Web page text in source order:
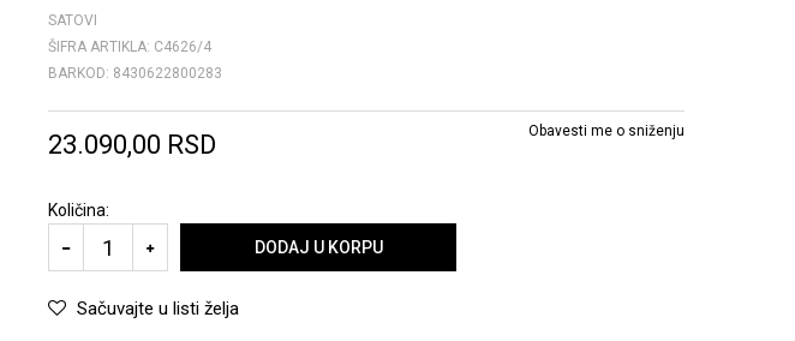
SATOVI
ŠIFRA ARTIKLA: C4626/4
BARKOD: 8430622800283
23.090,00 RSD Obavesti me o sniženju
Količina:
DODAJ U KORPU
Sačuvajte u listi želja